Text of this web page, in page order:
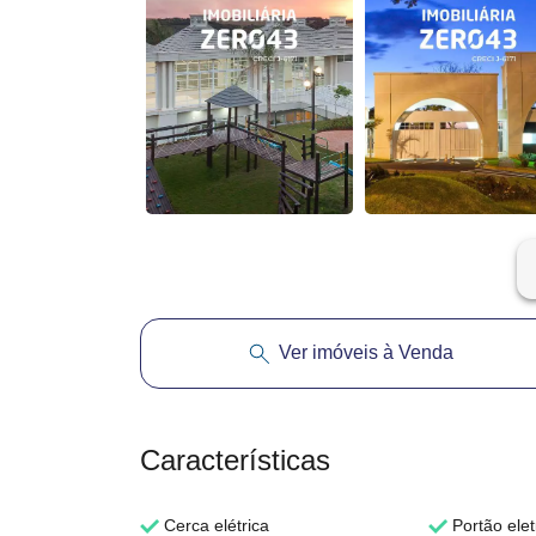
Ver imóveis à Venda
Características
Cerca elétrica Portão